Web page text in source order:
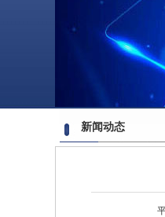
新闻动态
平行流换